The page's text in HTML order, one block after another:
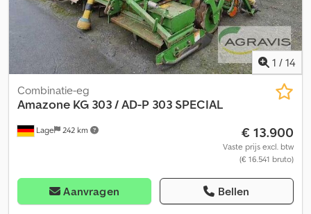
1 / 14
Lage 242 km
Combinatie-eg
Amazone KG 303 / AD-P 303 SPECIAL
€ 13.900
Vaste prijs excl. btw
(€ 16.541 bruto)
Aanvragen Bellen